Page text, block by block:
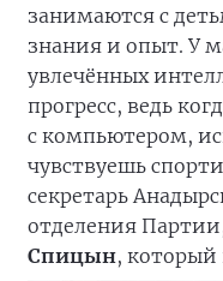
занимаются с
знания и опыт. У
увлечённых
прогресс, ведь
с компьютером,
чувствуешь
секретарь
отделения
Спицын, который